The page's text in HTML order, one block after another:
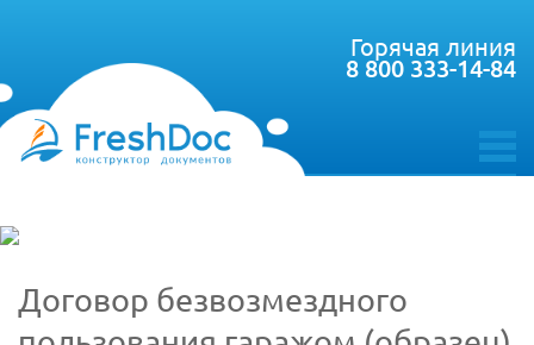
toggle
Горячая линия
8 800 333-14-84
Договор безвозмездного